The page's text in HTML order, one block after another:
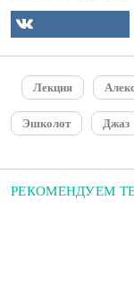
Лекция
Эшколот Джаз
РЕКОМЕНДУЕМ